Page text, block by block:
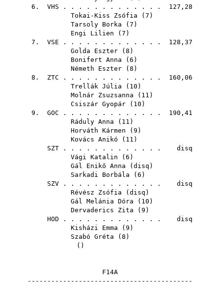
6. VHS . . . . . . . . . . . . . 127,28
Tokai-Kiss Zsófia ( 7 )
Tarsoly Borka ( 7 )
Engi Lilien ( 7 )
7. VSE . . . . . . . . . . . . . 128,37
Golda Eszter ( 8 )
Bonifert Anna ( 6 )
Németh Eszter ( 8 )
8. ZTC . . . . . . . . . . . . . 160,06
Trellák Júlia ( 10 )
Molnár Zsuzsanna ( 11 )
Csiszár Gyopár ( 10 )
9. GOC . . . . . . . . . . . . . 190,41
Ráduly Anna ( 11 )
Horváth Kármen ( 9 )
Kovács Anikó ( 11 )
SZT . . . . . . . . . . . . . disq
Vági Katalin ( 6 )
Gál Enikő Anna ( disq )
Sarkadi Borbála ( 6 )
SZV . . . . . . . . . . . . . disq
Révész Zsófia ( disq )
Gál Melánia Dóra ( 10 )
Dervaderics Zita ( 9 )
HOD . . . . . . . . . . . . . disq
Kisházi Emma ( 9 )
Szabó Gréta ( 8 )
()
F14A
------------------------------------------